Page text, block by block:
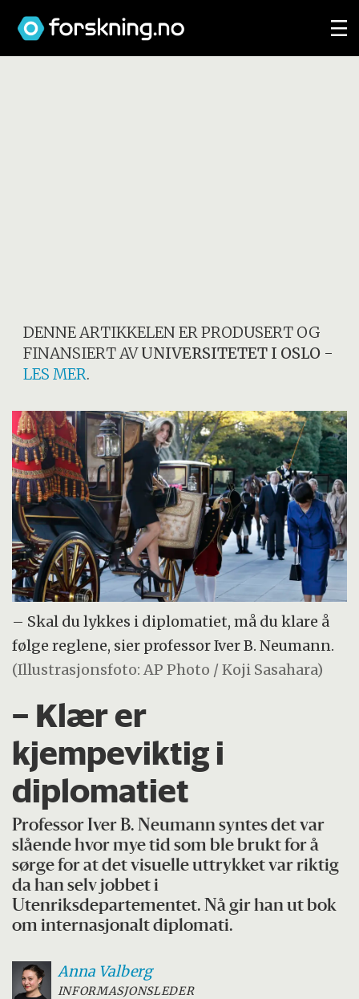
DENNE ARTIKKELEN ER PRODUSERT OG
FINANSIERT AVUNIVERSITETET I OSLO -
LES MER.
– Skal du lykkes i diplomatiet, må du klare å
følge reglene, sier professor Iver B. Neumann.
(Illustrasjonsfoto: AP Photo / Koji Sasahara)
– Klær er
kjempeviktig i
diplomatiet
Professor Iver B. Neumann syntes det var
slående hvor mye tid som ble brukt for å
sørge for at det visuelle uttrykket var riktig
da han selv jobbet i
Utenriksdepartementet. Nå gir han ut bok
om internasjonalt diplomati.
Anna Valberg
INFORMASJONSLEDER